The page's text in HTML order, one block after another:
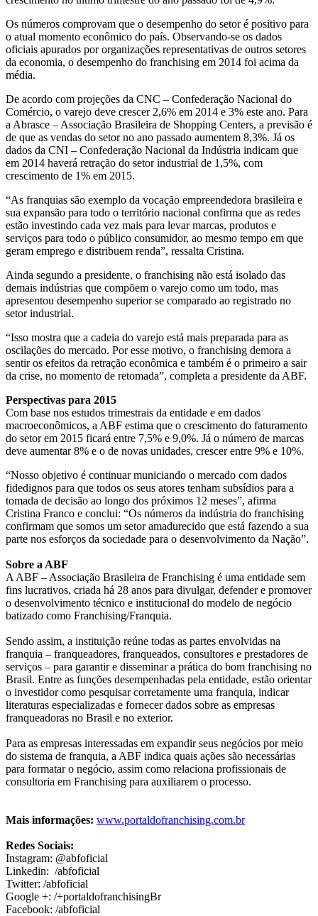
Os números comprovam que o desempenho do setor é positivo para
o atual momento econômico do país. Observando-se os dados
oficiais apurados por organizações representativas de outros setores
da economia, o desempenho do franchising em 2014 foi acima da
média.
De acordo com projeções da CNC – Confederação Nacional do
Comércio, o varejo deve crescer 2,6% em 2014 e 3% este ano. Para
a Abrasce – Associação Brasileira de Shopping Centers, a previsão é
de que as vendas do setor no ano passado aumentem 8,3%. Já os
dados da CNI – Confederação Nacional da Indústria indicam que
em 2014 haverá retração do setor industrial de 1,5%, com
crescimento de 1% em 2015.
“As franquias são exemplo da vocação empreendedora brasileira e
sua expansão para todo o território nacional confirma que as redes
estão investindo cada vez mais para levar marcas, produtos e
serviços para todo o público consumidor, ao mesmo tempo em que
geram emprego e distribuem renda”, ressalta Cristina.
Ainda segundo a presidente, o franchising não está isolado das
demais indústrias que compõem o varejo como um todo, mas
apresentou desempenho superior se comparado ao registrado no
setor industrial.
“Isso mostra que a cadeia do varejo está mais preparada para as
oscilações do mercado. Por esse motivo, o franchising demora a
sentir os efeitos da retração econômica e também é o primeiro a sair
da crise, no momento de retomada”, completa a presidente da ABF.
Perspectivas para 2015
Com base nos estudos trimestrais da entidade e em dados
macroeconômicos, a ABF estima que o crescimento do faturamento
do setor em 2015 ficará entre 7,5% e 9,0%. Já o número de marcas
deve aumentar 8% e o de novas unidades, crescer entre 9% e 10%.
“Nosso objetivo é continuar municiando o mercado com dados
fidedignos para que todos os seus atores tenham subsídios para a
tomada de decisão ao longo dos próximos 12 meses”, afirma
Cristina Franco e conclui: “Os números da indústria do franchising
confirmam que somos um setor amadurecido que está fazendo a sua
parte nos esforços da sociedade para o desenvolvimento da Nação”.
Sobre a ABF
A ABF – Associação Brasileira de Franchising é uma entidade sem
fins lucrativos, criada há 28 anos para divulgar, defender e promover
o desenvolvimento técnico e institucional do modelo de negócio
batizado como Franchising/Franquia.
Sendo assim, a instituição reúne todas as partes envolvidas na
franquia – franqueadores, franqueados, consultores e prestadores de
serviços – para garantir e disseminar a prática do bom franchising no
Brasil. Entre as funções desempenhadas pela entidade, estão orientar
o investidor como pesquisar corretamente uma franquia, indicar
literaturas especializadas e fornecer dados sobre as empresas
franqueadoras no Brasil e no exterior.
Para as empresas interessadas em expandir seus negócios por meio
do sistema de franquia, a ABF indica quais ações são necessárias
para formatar o negócio, assim como relaciona profissionais de
consultoria em Franchising para auxiliarem o processo.
Mais informações: www.portaldofranchising.com.br
Redes Sociais:
Instagram: @abfoficial
Linkedin: /abfoficial
Twitter: /abfoficial
Google +: /+portaldofranchisingBr
Facebook: /abfoficial